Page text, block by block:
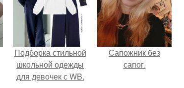
Подборка стильной
школьной одежды
для девочек с WB.
Сапожник без
сапог.